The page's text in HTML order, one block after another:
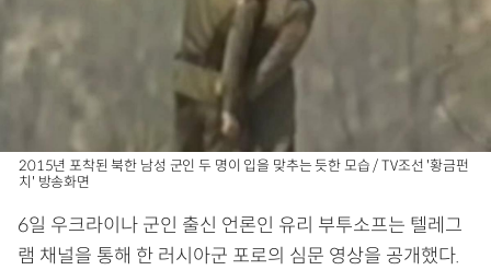
2015년 포착된 북한 남성 군인 두 명이 입을 맞추는 듯한 모습 / TV조선 '황금펀
치' 방송화면
6일 우크라이나 군인 출신 언론인 유리 부투소프는 텔레그
램 채널을 통해 한 러시아군 포로의 심문 영상을 공개했다.